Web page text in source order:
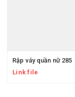
Rập váy quần nữ 285
Link file